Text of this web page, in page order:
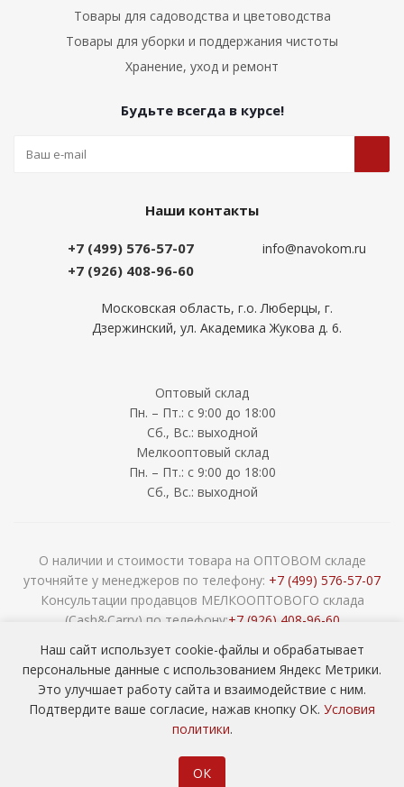
Товары для садоводства и цветоводства
Товары для уборки и поддержания чистоты
Хранение, уход и ремонт
Будьте всегда в курсе!
Наши контакты
+7 (499) 576-57-07
+7 (926) 408-96-60
info@navokom.ru
Московская область, г.о. Люберцы, г.
Дзержинский, ул. Академика Жукова д. 6.
Оптовый склад
Пн. – Пт.: с 9:00 до 18:00
Сб., Вс.: выходной
Мелкооптовый склад
Пн. – Пт.: с 9:00 до 18:00
Сб., Вс.: выходной
О наличии и стоимости товара на ОПТОВОМ складе
уточняйте у менеджеров по телефону: +7 (499) 576-57-07
Консультации продавцов МЕЛКООПТОВОГО склада
(Cash&Carry) по телефону:+7 (926) 408-96-60
сада ОПТОМ
Наш сайт использует cookie-файлы и обрабатывает
персональные данные с использованием Яндекс Метрики.
Это улучшает работу сайта и взаимодействие с ним.
Подтвердите ваше согласие, нажав кнопку ОК. Условия
политики.
ОК